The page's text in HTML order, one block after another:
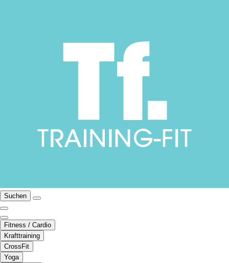
Suchen
Fitness / Cardio
Krafttraining
CrossFit
Yoga